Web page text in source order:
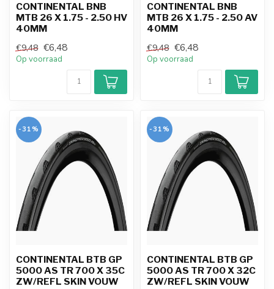
CONTINENTAL BNB
MTB 26 X 1.75 - 2.50 HV
40MM
€9,48 €6,48
Op voorraad
CONTINENTAL BNB
MTB 26 X 1.75 - 2.50 AV
40MM
€9,48 €6,48
Op voorraad
-31%
CONTINENTAL BTB GP
5000 AS TR 700 X 35C
ZW/REFL SKIN VOUW
-31%
CONTINENTAL BTB GP
5000 AS TR 700 X 32C
ZW/REFL SKIN VOUW